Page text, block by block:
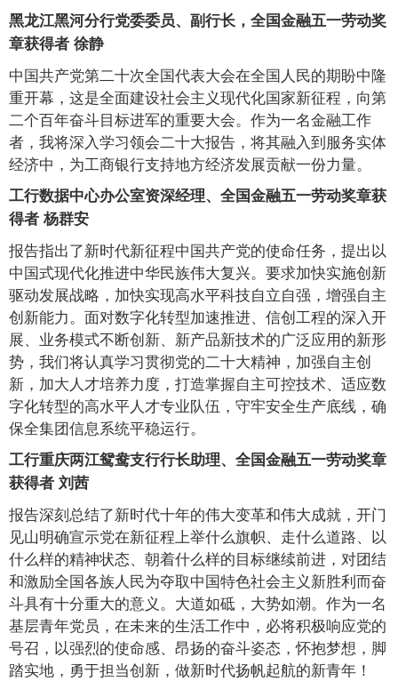
黑龙江黑河分行党委委员、副行长，全国金融五一劳动奖
章获得者 徐静
中国共产党第二十次全国代表大会在全国人民的期盼中隆
重开幕，这是全面建设社会主义现代化国家新征程，向第
二个百年奋斗目标进军的重要大会。作为一名金融工作
者，我将深入学习领会二十大报告，将其融入到服务实体
经济中，为工商银行支持地方经济发展贡献一份力量。
工行数据中心办公室资深经理、全国金融五一劳动奖章获
得者 杨群安
报告指出了新时代新征程中国共产党的使命任务，提出以
中国式现代化推进中华民族伟大复兴。要求加快实施创新
驱动发展战略，加快实现高水平科技自立自强，增强自主
创新能力。面对数字化转型加速推进、信创工程的深入开
展、业务模式不断创新、新产品新技术的广泛应用的新形
势，我们将认真学习贯彻党的二十大精神，加强自主创
新，加大人才培养力度，打造掌握自主可控技术、适应数
字化转型的高水平人才专业队伍，守牢安全生产底线，确
保全集团信息系统平稳运行。
工行重庆两江鸳鸯支行行长助理、全国金融五一劳动奖章
获得者 刘茜
报告深刻总结了新时代十年的伟大变革和伟大成就，开门
见山明确宣示党在新征程上举什么旗帜、走什么道路、以
什么样的精神状态、朝着什么样的目标继续前进，对团结
和激励全国各族人民为夺取中国特色社会主义新胜利而奋
斗具有十分重大的意义。大道如砥，大势如潮。作为一名
基层青年党员，在未来的生活工作中，必将积极响应党的
号召，以强烈的使命感、昂扬的奋斗姿态，怀抱梦想，脚
踏实地，勇于担当创新，做新时代扬帆起航的新青年！